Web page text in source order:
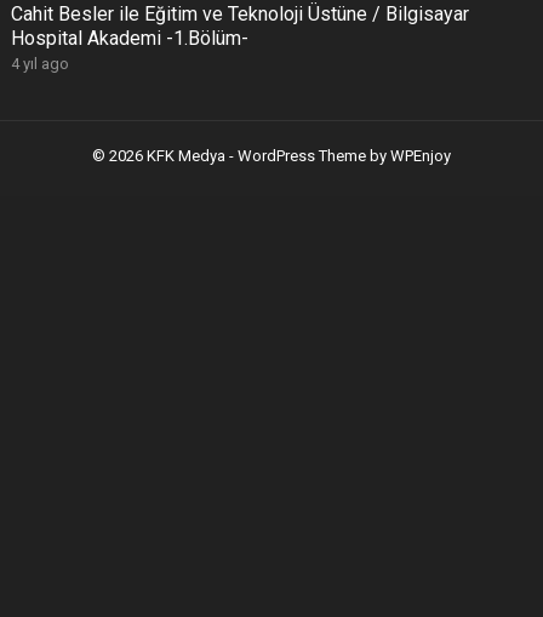
Cahit Besler ile Eğitim ve Teknoloji Üstüne / Bilgisayar
Hospital Akademi -1.Bölüm-
4 yıl ago
© 2026 KFK Medya - WordPress Theme by WPEnjoy